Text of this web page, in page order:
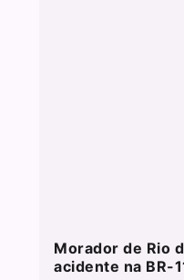
Morador de Rio
acidente na BR-